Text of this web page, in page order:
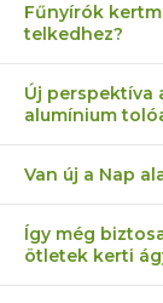
Fűnyírók
telkedhez?
Új perspektíva
alumínium
Van új a Nap
Így még
ötletek kerti